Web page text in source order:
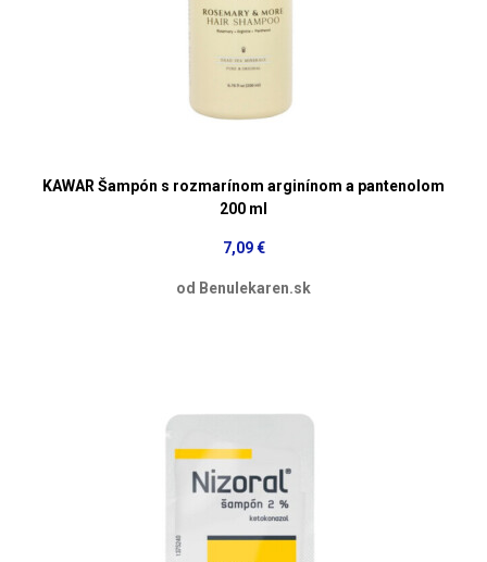
KAWAR Šampón s rozmarínom arginínom a pantenolom
200 ml
7,09 €
od Benulekaren.sk